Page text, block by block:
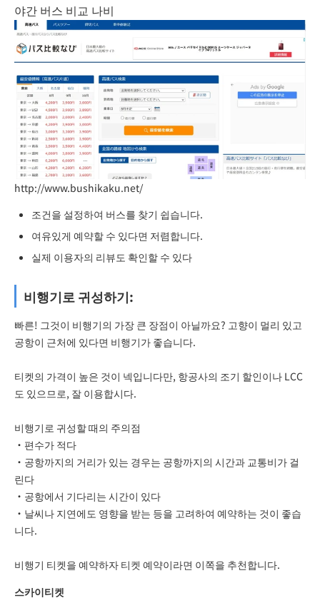
야간 버스 비교 나비
http://www.bushikaku.net/
조건을 설정하여 버스를 찾기 쉽습니다.
여유있게 예약할 수 있다면 저렴합니다.
실제 이용자의 리뷰도 확인할 수 있다
비행기로 귀성하기:
빠른! 그것이 비행기의 가장 큰 장점이 아닐까요? 고향이 멀리 있고
공항이 근처에 있다면 비행기가 좋습니다.
티켓의 가격이 높은 것이 넥입니다만, 항공사의 조기 할인이나 LCC
도 있으므로, 잘 이용합시다.
비행기로 귀성할 때의 주의점
・편수가 적다
・공항까지의 거리가 있는 경우는 공항까지의 시간과 교통비가 걸
린다
・공항에서 기다리는 시간이 있다
・날씨나 지연에도 영향을 받는 등을 고려하여 예약하는 것이 좋습
니다.
비행기 티켓을 예약하자 티켓 예약이라면 이쪽을 추천합니다.
스카이티켓